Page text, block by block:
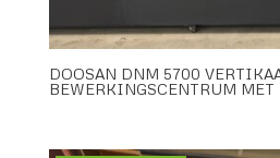
DOOSAN DNM 5700
BEWERKINGSCENTRUM